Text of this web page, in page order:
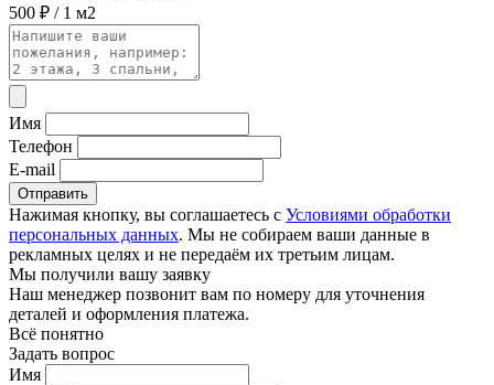
500 ₽ / 1 м2
Имя
Телефон
E-mail
Отправить
Нажимая кнопку, вы соглашаетесь с Условиями обработки
персональных данных. Мы не собираем ваши данные в
рекламных целях и не передаём их третьим лицам.
Мы получили вашу заявку
Наш менеджер позвонит вам по номеру для уточнения
деталей и оформления платежа.
Всё понятно
Задать вопрос
Имя